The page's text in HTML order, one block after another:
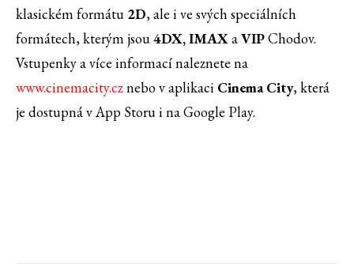
klasickém formátu 2D, ale i ve svých speciálních
formátech, kterým jsou4DX, IMAXaVIPChodov.
Vstupenky a více informací naleznete na
www.cinemacity.cznebo v aplikaci Cinema City, která
je dostupná v App Storu i na Google Play.